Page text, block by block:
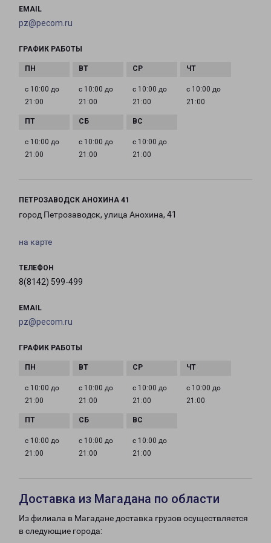
EMAIL
pz@pecom.ru
ГРАФИК РАБОТЫ
с 10:00 до
21:00
с 10:00 до
21:00
с 10:00 до
21:00
с 10:00 до
21:00
с 10:00 до
21:00
с 10:00 до
21:00
с 10:00 до
21:00
ПЕТРОЗАВОДСК АНОХИНА 41
город Петрозаводск, улица Анохина, 41
на карте
ТЕЛЕФОН
8(8142) 599-499
EMAIL
pz@pecom.ru
ГРАФИК РАБОТЫ
с 10:00 до
21:00
с 10:00 до
21:00
с 10:00 до
21:00
с 10:00 до
21:00
с 10:00 до
21:00
с 10:00 до
21:00
с 10:00 до
21:00
Доставка из Магадана по области
Из филиала в Магадане доставка грузов осуществляется
в следующие города: